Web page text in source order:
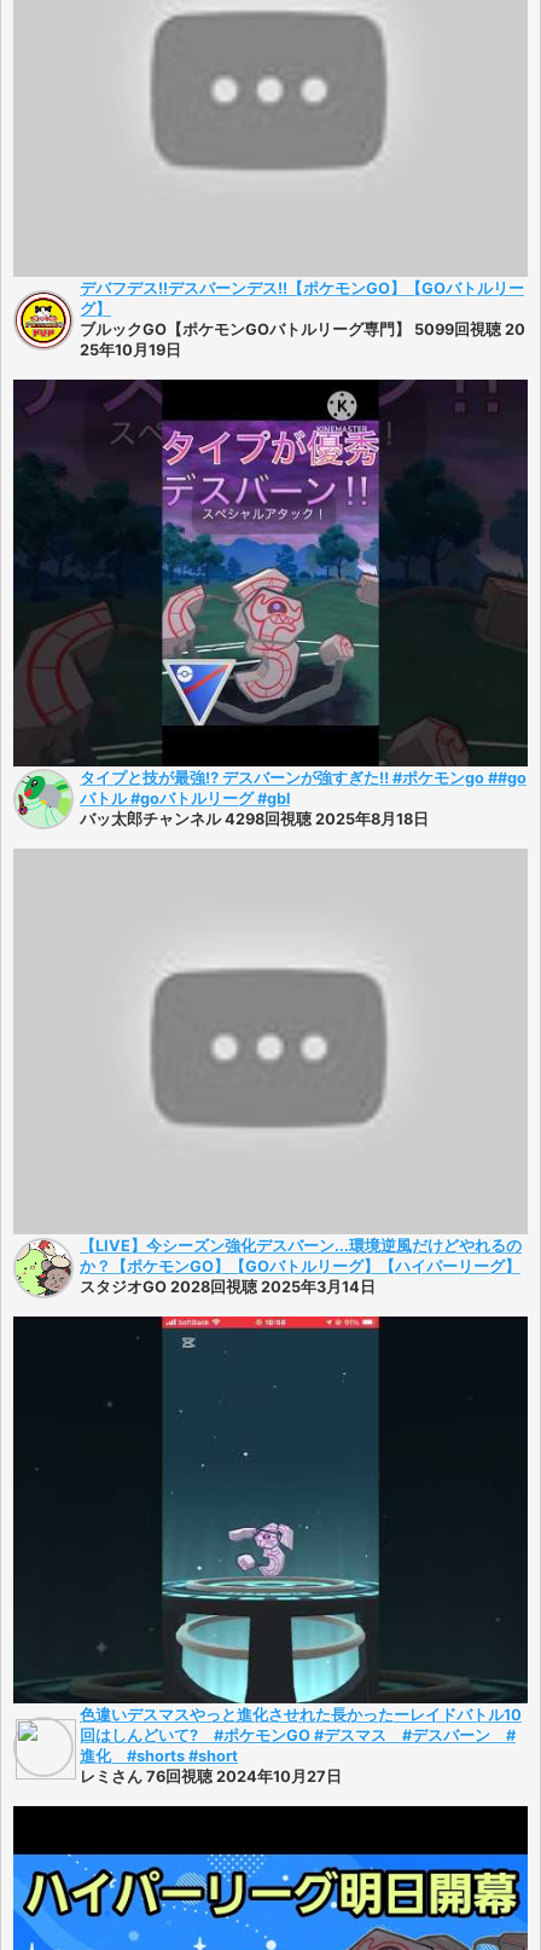
デバフデス!!デスバーンデス!!【ポケモンGO】【GOバトルリー
グ】
ブルックGO【ポケモンGOバトルリーグ専門】 5099回視聴 20
25年10月19日
タイプと技が最強⁉︎ デスバーンが強すぎた‼︎ #ポケモンgo ##go
バトル #goバトルリーグ #gbl
バッ太郎チャンネル 4298回視聴 2025年8月18日
【LIVE】今シーズン強化デスバーン...環境逆風だけどやれるの
か？【ポケモンGO】【GOバトルリーグ】【ハイパーリーグ】
スタジオGO 2028回視聴 2025年3月14日
色違いデスマスやっと進化させれた長かったーレイドバトル10
回はしんどいて? #ポケモンGO #デスマス #デスバーン #
進化 #shorts #short
レミさん 76回視聴 2024年10月27日